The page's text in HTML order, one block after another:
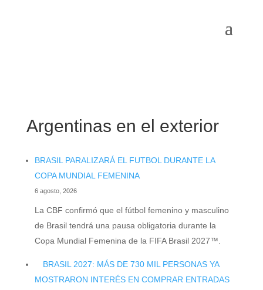
Argentinas en el exterior
BRASIL PARALIZARÁ EL FUTBOL DURANTE LA
COPA MUNDIAL FEMENINA
6 agosto, 2026
La CBF confirmó que el fútbol femenino y masculino
de Brasil tendrá una pausa obligatoria durante la
Copa Mundial Femenina de la FIFA Brasil 2027™.
BRASIL 2027: MÁS DE 730 MIL PERSONAS YA
MOSTRARON INTERÉS EN COMPRAR ENTRADAS